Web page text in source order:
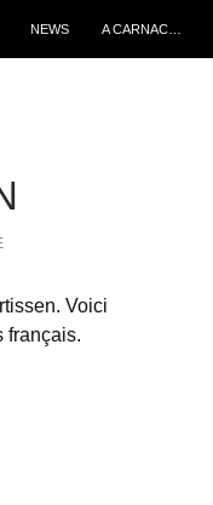
NEWS A CARNAC…
Voici
français.